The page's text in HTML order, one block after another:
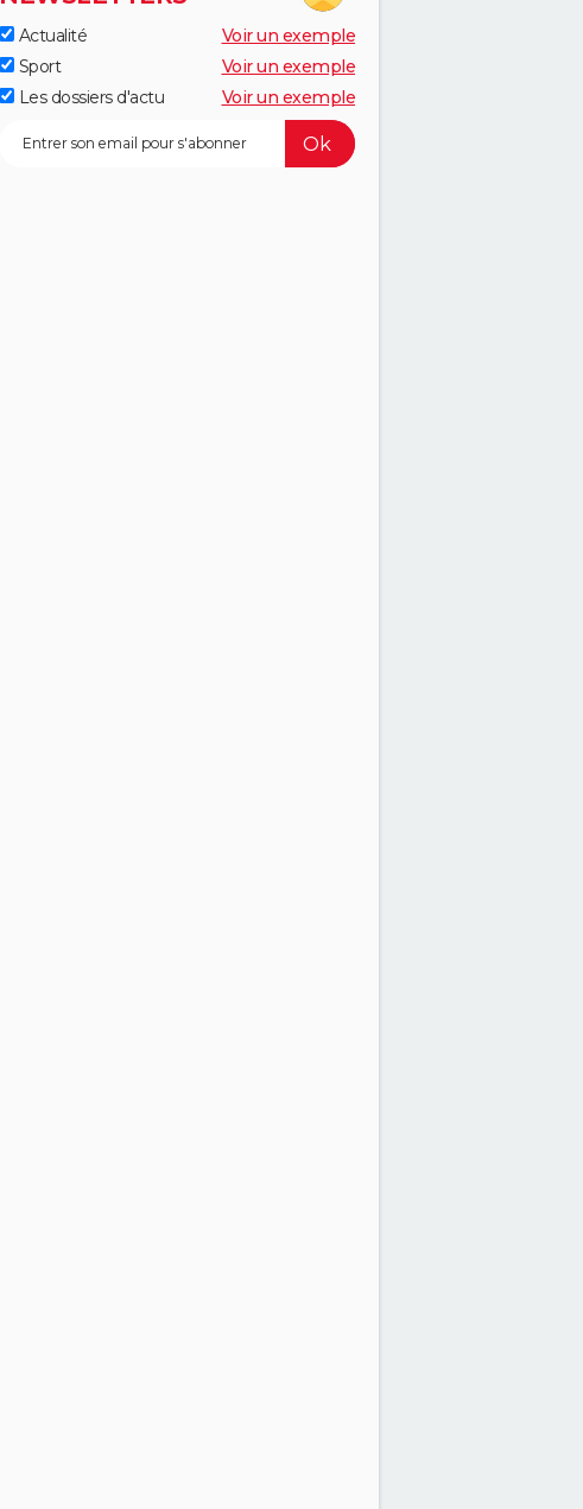
Actualité
Voir un exemple
Sport
Voir un exemple
Les dossiers d'actu
Voir un exemple